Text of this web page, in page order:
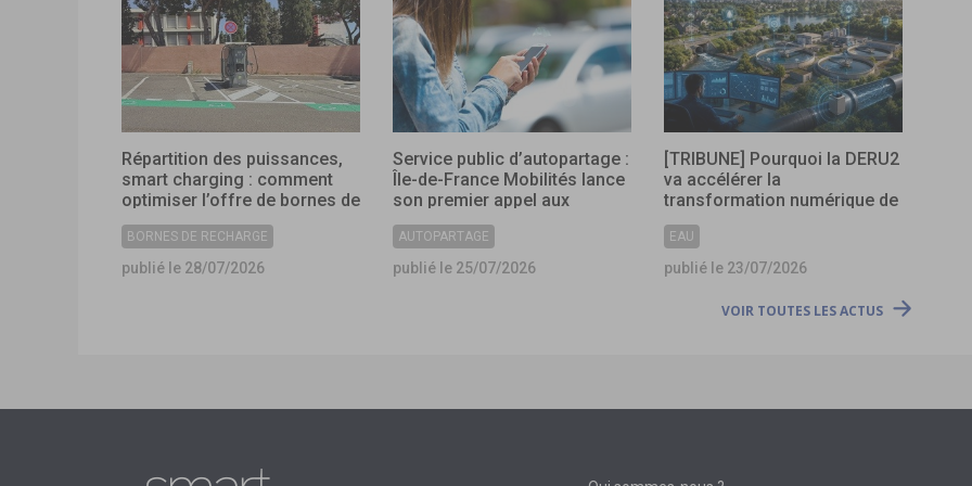
Répartition des puissances,
smart charging : comment
optimiser l’offre de bornes de
recharge dans les
collectivités ?
BORNES DE RECHARGE
publié le 28/07/2026
Service public d’autopartage :
Île-de-France Mobilités lance
son premier appel aux
collectivités
AUTOPARTAGE
publié le 25/07/2026
[TRIBUNE] Pourquoi la DERU2
va accélérer la
transformation numérique de
l’assainissement ?
EAU
publié le 23/07/2026
VOIR TOUTES LES ACTUS